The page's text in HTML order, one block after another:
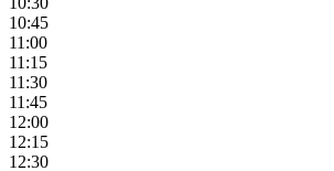
10:45
11:00
11:15
11:30
11:45
12:00
12:15
12:30